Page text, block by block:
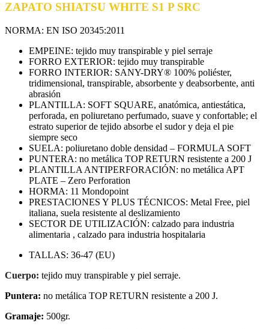
ZAPATO SHIATSU WHITE S1 P SRC
NORMA: EN ISO 20345:2011
EMPEINE: tejido muy transpirable y piel serraje
FORRO EXTERIOR: tejido muy transpirable
FORRO INTERIOR: SANY-DRY® 100% poliéster,
tridimensional, transpirable, absorbente y deabsorbente, anti
abrasión
PLANTILLA: SOFT SQUARE, anatómica, antiestática,
perforada, en poliuretano perfumado, suave y confortable; el
estrato superior de tejido absorbe el sudor y deja el pie
siempre seco
SUELA: poliuretano doble densidad – FORMULA SOFT
PUNTERA: no metálica TOP RETURN resistente a 200 J
PLANTILLA ANTIPERFORACIÓN: no metálica APT
PLATE – Zero Perforation
HORMA: 11 Mondopoint
PRESTACIONES Y PLUS TÉCNICOS: Metal Free, piel
italiana, suela resistente al deslizamiento
SECTOR DE UTILIZACIÓN: calzado para industria
alimentaria , calzado para industria hospitalaria
TALLAS: 36-47 (EU)
Cuerpo: tejido muy transpirable y piel serraje.
Puntera: no metálica TOP RETURN resistente a 200 J.
Gramaje: 500gr.